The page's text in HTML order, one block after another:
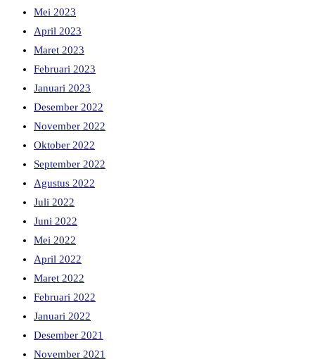
Mei 2023
April 2023
Maret 2023
Februari 2023
Januari 2023
Desember 2022
November 2022
Oktober 2022
September 2022
Agustus 2022
Juli 2022
Juni 2022
Mei 2022
April 2022
Maret 2022
Februari 2022
Januari 2022
Desember 2021
November 2021